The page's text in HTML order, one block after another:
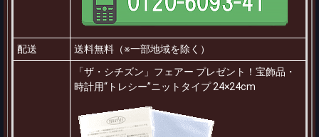
配送 送料無料（※一部地域を除く）
「ザ・シチズン」フェアー プレゼント！宝飾品・
時計用“トレシー”ニットタイプ 24×24cm